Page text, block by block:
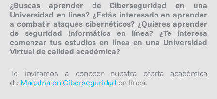
¿Buscas aprender de Ciberseguridad en una
Universidad en línea? ¿Estás interesado en aprender
a combatir ataques cibernéticos?¿Quieres aprender
de seguridad informática en línea? ¿Te interesa
comenzar tus estudios en línea en una Universidad
Virtual de calidad académica?
Te invitamos a conocer nuestra oferta académica
de Maestría en Ciberseguridad en línea.